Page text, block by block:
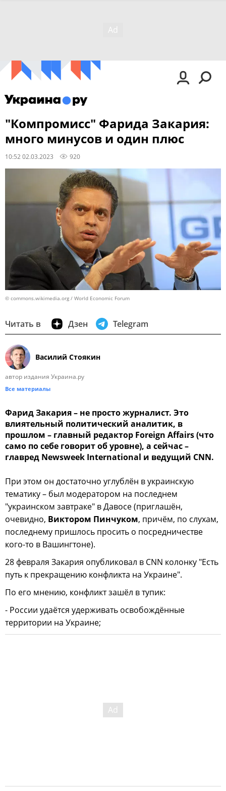
"Компромисс" Фарида Закария:
много минусов и один плюс
10:52 02.03.2023 920
© commons.wikimedia.org / World Economic Forum
Читать в Дзен Telegram
Василий Стоякин
автор издания Украина.ру
Все материалы
Фарид Закария – не просто журналист. Это
влиятельный политический аналитик, в
прошлом – главный редактор Foreign Affairs (что
само по себе говорит об уровне), а сейчас –
главред Newsweek International и ведущий CNN.
При этом он достаточно углублён в украинскую
тематику – был модератором на последнем
"украинском завтраке" в Давосе (приглашён,
очевидно, Виктором Пинчуком, причём, по слухам,
последнему пришлось просить о посредничестве
кого-то в Вашингтоне).
28 февраля Закария опубликовал в CNN колонку "Есть
путь к прекращению конфликта на Украине".
По его мнению, конфликт зашёл в тупик:
- России удаётся удерживать освобождённые
территории на Украине;